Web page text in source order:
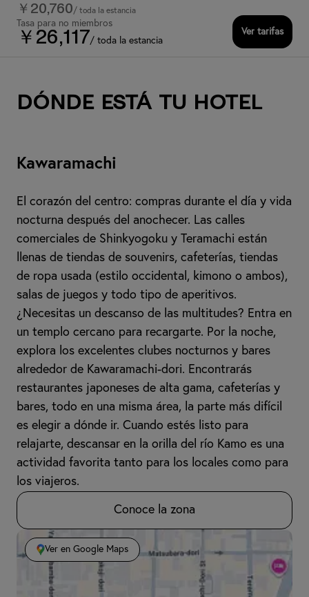
￥20,760/ toda la estancia
Tasa para no miembros
￥26,117/ toda la estancia
Ver tarifas
Dónde está tu hotel
Kawaramachi
El corazón del centro: compras durante el día y vida
nocturna después del anochecer. Las calles
comerciales de Shinkyogoku y Teramachi están
llenas de tiendas de souvenirs, cafeterías, tiendas
de ropa usada (estilo occidental, kimono o ambos),
salas de juegos y todo tipo de aperitivos.
¿Necesitas un descanso de las multitudes? Entra en
un templo cercano para recargarte. Por la noche,
explora los excelentes clubes nocturnos y bares
alrededor de Kawaramachi-dori. Encontrarás
restaurantes japoneses de alta gama, cafeterías y
bares, todo en una misma área, la parte más difícil
es elegir a dónde ir. Cuando estés listo para
relajarte, descansar en la orilla del río Kamo es una
actividad favorita tanto para los locales como para
los viajeros.
Conoce la zona
Ver en Google Maps